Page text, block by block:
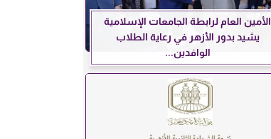
الأمين العام لرابطة الجامعات الإسلامية
يشيد بدور الأزهر في رعاية الطلاب
الوافدين...